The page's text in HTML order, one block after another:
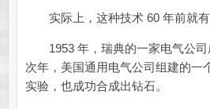
实际上，这种技术 60 年前就有
1953 年，瑞典的一家电气公司
次年，美国通用电气公司组建的一
实验，也成功合成出钻石。